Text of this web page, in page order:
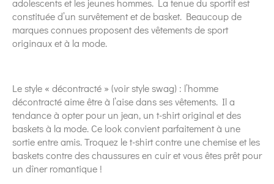
constituée d’un survêtement et de basket. Beaucoup de
marques connues proposent des vêtements de sport
originaux et à la mode.
Le style « décontracté » (voir style swag) : l’homme
décontracté aime être à l’aise dans ses vêtements. Il a
tendance à opter pour un jean, un t-shirt original et des
baskets à la mode. Ce look convient parfaitement à une
sortie entre amis. Troquez le t-shirt contre une chemise et les
baskets contre des chaussures en cuir et vous êtes prêt pour
un dîner romantique !